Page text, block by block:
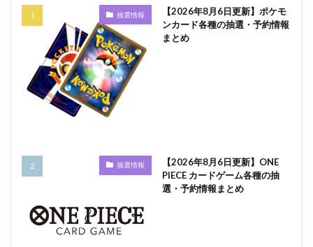
抽選情報
【2026年8月6日更新】ポケモ
ンカード各種の抽選・予約情報
まとめ
抽選情報
【2026年8月6日更新】ONE
PIECE カードゲーム各種の抽
選・予約情報まとめ